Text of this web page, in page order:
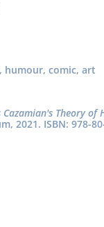
humour, comic, art
Cazamian's Theory of
2021. ISBN: 978-